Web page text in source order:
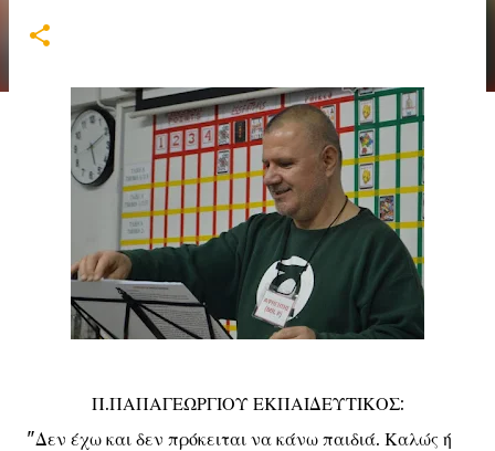
Π.ΠΑΠΑΓΕΩΡΓΙΟΥ ΕΚΠΑΙΔΕΥΤΙΚΟΣ:
"Δεν έχω και δεν πρόκειται να κάνω παιδιά. Καλώς ή